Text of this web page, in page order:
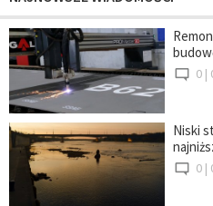
0 |
Niski
0 |